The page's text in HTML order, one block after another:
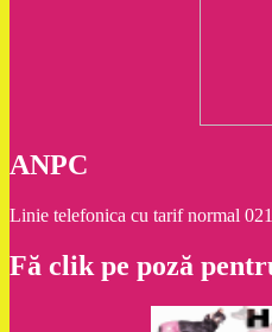
ANPC
Linie telefonica cu tarif normal
Fă clik pe poză